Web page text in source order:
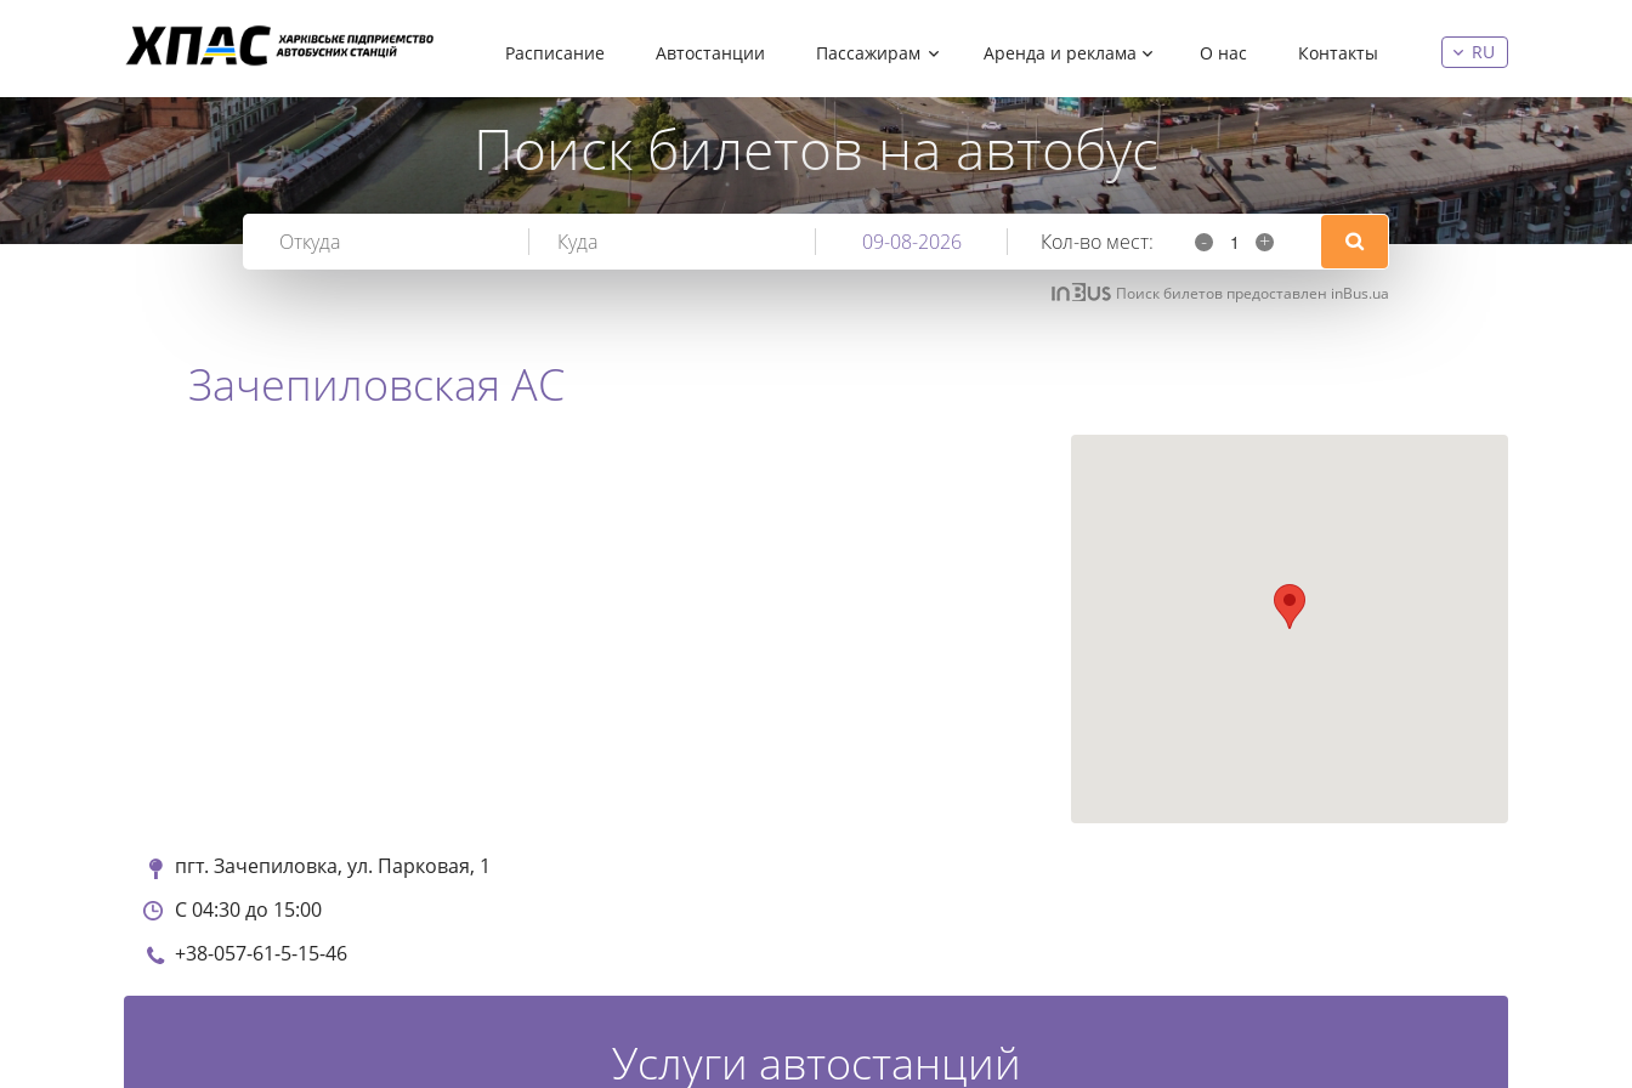
RU
Расписание Автостанции Пассажирам Аренда и реклама О нас Контакты
Поиск билетов на автобус
Кол-во мест: - +
Поиск билетов предоставлен inBus.ua
Зачепиловская АС
пгт. Зачепиловка, ул. Парковая, 1
С 04:30 до 15:00
+38-057-61-5-15-46
Услуги автостанций